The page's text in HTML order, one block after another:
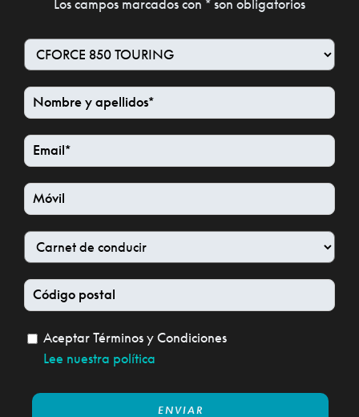
Los campos marcados con * son obligatorios
Aceptar Términos y Condiciones
Lee nuestra política